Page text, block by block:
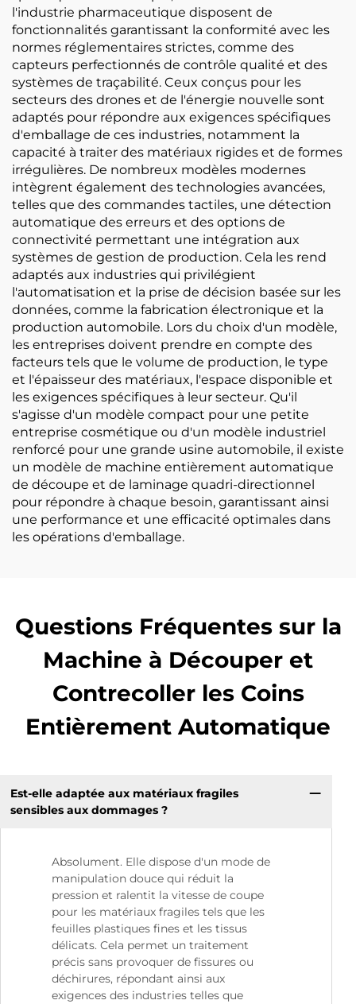
l'industrie pharmaceutique disposent de
fonctionnalités garantissant la conformité avec les
normes réglementaires strictes, comme des
capteurs perfectionnés de contrôle qualité et des
systèmes de traçabilité. Ceux conçus pour les
secteurs des drones et de l'énergie nouvelle sont
adaptés pour répondre aux exigences spécifiques
d'emballage de ces industries, notamment la
capacité à traiter des matériaux rigides et de formes
irrégulières. De nombreux modèles modernes
intègrent également des technologies avancées,
telles que des commandes tactiles, une détection
automatique des erreurs et des options de
connectivité permettant une intégration aux
systèmes de gestion de production. Cela les rend
adaptés aux industries qui privilégient
l'automatisation et la prise de décision basée sur les
données, comme la fabrication électronique et la
production automobile. Lors du choix d'un modèle,
les entreprises doivent prendre en compte des
facteurs tels que le volume de production, le type
et l'épaisseur des matériaux, l'espace disponible et
les exigences spécifiques à leur secteur. Qu'il
s'agisse d'un modèle compact pour une petite
entreprise cosmétique ou d'un modèle industriel
renforcé pour une grande usine automobile, il existe
un modèle de machine entièrement automatique
de découpe et de laminage quadri-directionnel
pour répondre à chaque besoin, garantissant ainsi
une performance et une efficacité optimales dans
les opérations d'emballage.
Questions Fréquentes sur la
Machine à Découper et
Contrecoller les Coins
Entièrement Automatique
Est-elle adaptée aux matériaux fragiles
sensibles aux dommages ?
Absolument. Elle dispose d'un mode de
manipulation douce qui réduit la
pression et ralentit la vitesse de coupe
pour les matériaux fragiles tels que les
feuilles plastiques fines et les tissus
délicats. Cela permet un traitement
précis sans provoquer de fissures ou
déchirures, répondant ainsi aux
exigences des industries telles que